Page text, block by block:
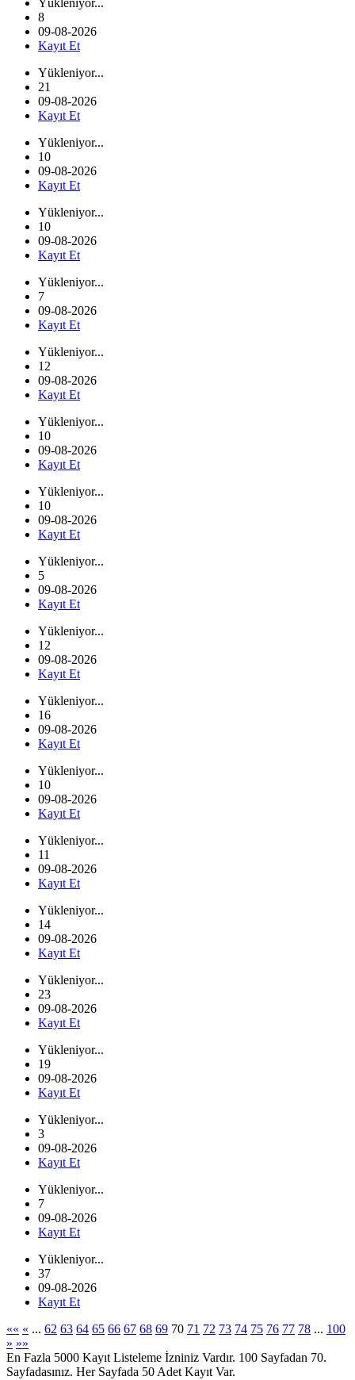
Yükleniyor...
8
09-08-2026
Kayıt Et
Yükleniyor...
21
09-08-2026
Kayıt Et
Yükleniyor...
10
09-08-2026
Kayıt Et
Yükleniyor...
10
09-08-2026
Kayıt Et
Yükleniyor...
7
09-08-2026
Kayıt Et
Yükleniyor...
12
09-08-2026
Kayıt Et
Yükleniyor...
10
09-08-2026
Kayıt Et
Yükleniyor...
10
09-08-2026
Kayıt Et
Yükleniyor...
5
09-08-2026
Kayıt Et
Yükleniyor...
12
09-08-2026
Kayıt Et
Yükleniyor...
16
09-08-2026
Kayıt Et
Yükleniyor...
10
09-08-2026
Kayıt Et
Yükleniyor...
11
09-08-2026
Kayıt Et
Yükleniyor...
14
09-08-2026
Kayıt Et
Yükleniyor...
23
09-08-2026
Kayıt Et
Yükleniyor...
19
09-08-2026
Kayıt Et
Yükleniyor...
3
09-08-2026
Kayıt Et
Yükleniyor...
7
09-08-2026
Kayıt Et
Yükleniyor...
37
09-08-2026
Kayıt Et
«« « ... 62 63 64 65 66 67 68 69 70 71 72 73 74 75 76 77 78 ... 100
» »»
En Fazla 5000 Kayıt Listeleme İzniniz Vardır. 100 Sayfadan 70.
Sayfadasınız. Her Sayfada 50 Adet Kayıt Var.